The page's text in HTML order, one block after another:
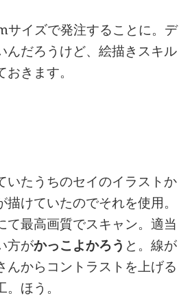
サイズで発注することに。デ
んだろうけど、絵描きスキル
きます。
いたうちのセイのイラストか
けていたのでそれを使用。
て最高画質でスキャン。適当
方がかっこよかろう と。線が
からコントラストを上げる
ほう。